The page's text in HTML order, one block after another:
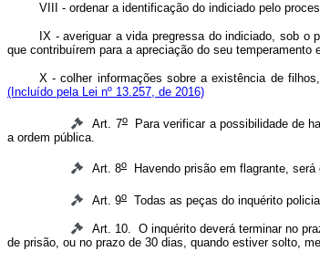
VIII - ordenar a identificação do indiciado pelo
IX - averiguar a vida pregressa do indiciado, sob
que contribuírem para a apreciação do seu temperamento
X - colher informações sobre a existência de
(Incluído pela Lei nº 13.257, de 2016)
Art. 7oPara verificar a possibilidade de
a ordem pública.
Art. 8o Havendo prisão em flagrante,
Art. 9o Todas as peças do inquérito
Art. 10. O inquérito deverá terminar no
de prisão, ou no prazo de 30 dias, quando estiver solto,